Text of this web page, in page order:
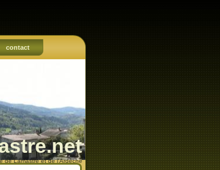
contact
de Lamastre et de l'Ardèche